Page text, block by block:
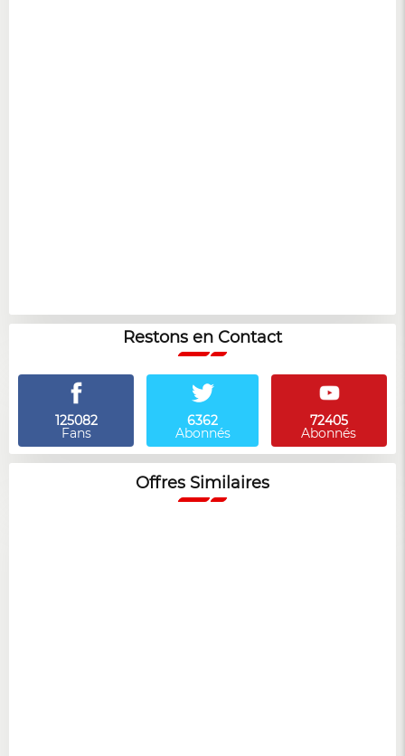
Restons en Contact
125082
Fans
6362
Abonnés
72405
Abonnés
Offres Similaires